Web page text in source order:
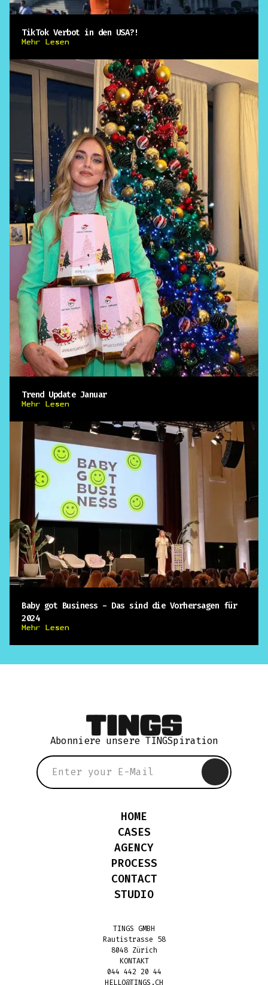
TikTok Verbot in den USA?!
Mehr Lesen
Trend Update Januar
Mehr Lesen
Baby got Business - Das sind die Vorhersagen für
2024
Mehr Lesen
Abonniere unsere TINGSpiration
HOME
CASES
AGENCY
PROCESS
CONTACT
STUDIO
TINGS GMBH
Rautistrasse 58
8048 Zürich
KONTAKT
044 442 20 44
HELLO@TINGS.CH